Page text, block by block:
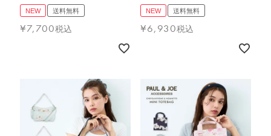
NEW 送料無料
¥7,700税込
NEW 送料無料
¥6,930税込